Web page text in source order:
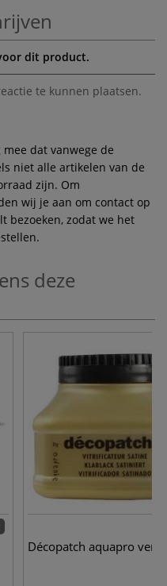
dit product.
te kunnen plaatsen.
dat vanwege de
niet alle artikelen van de
zijn. Om
wij je aan om contact op
bezoeken, zodat we het
deze
Décopatch aquapro